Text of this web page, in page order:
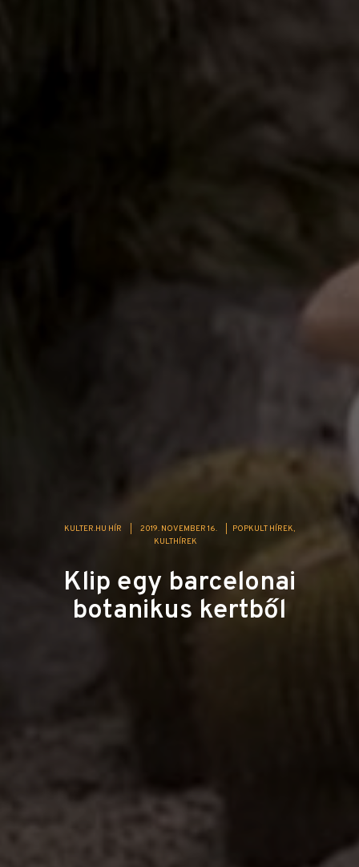
KULTER.HU HÍR 2019. NOVEMBER 16.
POPKULT HÍREK
KULTHÍREK
Klip egy barcelonai
botanikus kertből